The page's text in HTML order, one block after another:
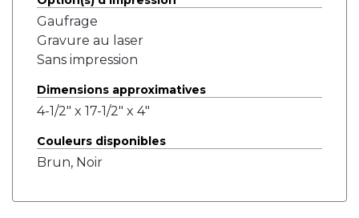
Gaufrage
Gravure au laser
Sans impression
Dimensions approximatives
4-1/2" x 17-1/2" x 4"
Couleurs disponibles
Brun, Noir